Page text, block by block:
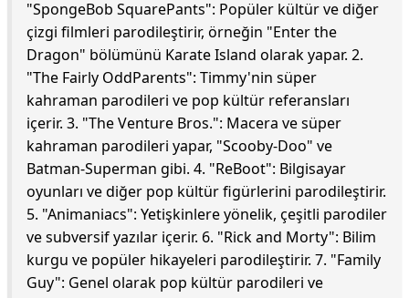
"SpongeBob SquarePants": Popüler kültür ve diğer
çizgi filmleri parodileştirir, örneğin "Enter the
Dragon" bölümünü Karate Island olarak yapar. 2.
"The Fairly OddParents": Timmy'nin süper
kahraman parodileri ve pop kültür referansları
içerir. 3. "The Venture Bros.": Macera ve süper
kahraman parodileri yapar, "Scooby-Doo" ve
Batman-Superman gibi. 4. "ReBoot": Bilgisayar
oyunları ve diğer pop kültür figürlerini parodileştirir.
5. "Animaniacs": Yetişkinlere yönelik, çeşitli parodiler
ve subversif yazılar içerir. 6. "Rick and Morty": Bilim
kurgu ve popüler hikayeleri parodileştirir. 7. "Family
Guy": Genel olarak pop kültür parodileri ve